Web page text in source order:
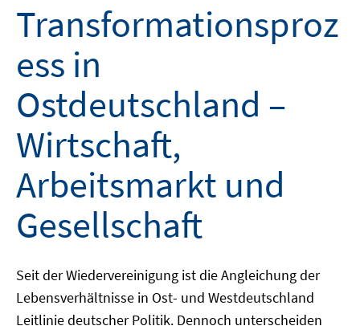
Transformationsproz
ess in
Ostdeutschland –
Wirtschaft,
Arbeitsmarkt und
Gesellschaft
Seit der Wiedervereinigung ist die Angleichung der
Lebensverhältnisse in Ost- und Westdeutschland
Leitlinie deutscher Politik. Dennoch unterscheiden